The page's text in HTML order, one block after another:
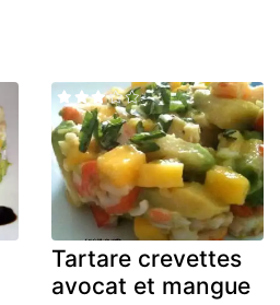
Tartare crevettes
avocat et mangue